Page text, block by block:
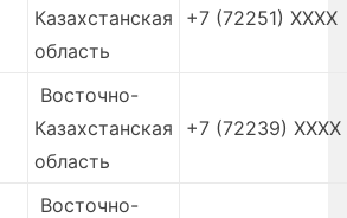
Казахстанская
область
+7 (72251) XXXX
Восточно-
Казахстанская
область
+7 (72239) XXXX
Восточно-